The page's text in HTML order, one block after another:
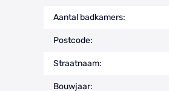
Aantal badkamers:
Postcode:
Straatnaam:
Bouwjaar: